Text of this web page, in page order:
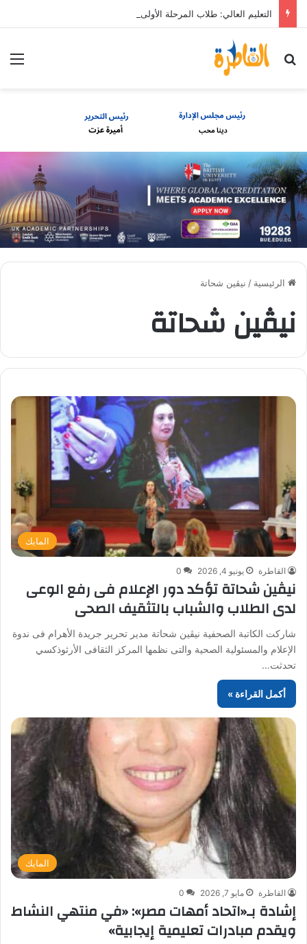
بحث عن
الرئيسية / نيڤين شحاتة
نيڤين شحاتة
المايك
القاطرة يونيو 4, 2026 0
نيڤين شحاتة تؤكد دور الإعلام فى رفع الوعى
لدى الطلاب والشباب بالتثقيف الصحى
شاركت الكاتبة الصحفية نيڤين شحاتة مدير تحرير جريدة الأهرام فى ندوة
الإعلام والمسئولية الصحية والتى نظمها المركز الثقافى الأرثوذكسي
تحدثت…
أكمل القراءة »
المايك
القاطرة مايو 7, 2026 0
إشادة بـ«اتحاد أمهات مصر»: «في منتهي النشاط
ويقدم مبادرات تعليمية إيجابية»